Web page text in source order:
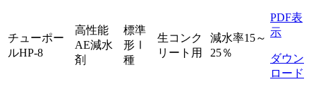
チューポー
ルHP-8
高性能
AE減水
剤
標準
形Ⅰ
種
生コンク
リート用
減水率15～
25％
PDF表
示
ダウン
ロード